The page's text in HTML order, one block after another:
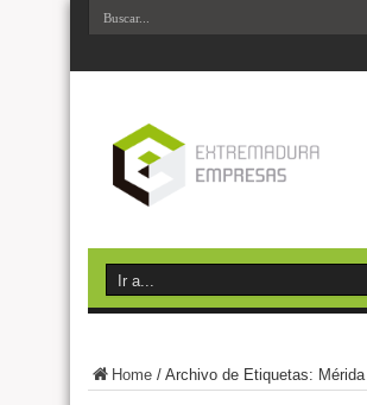
Home / Archivo de Etiquetas: Mérida